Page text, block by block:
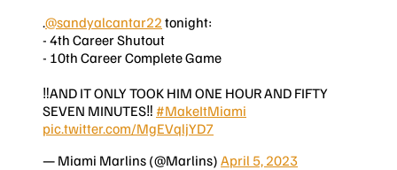
.@sandyalcantar22 tonight:
- 4th Career Shutout
- 10th Career Complete Game
‼️AND IT ONLY TOOK HIM ONE HOUR AND FIFTY
SEVEN MINUTES‼️ #MakeItMiami
pic.twitter.com/MgEVqljYD7
— Miami Marlins (@Marlins) April 5, 2023